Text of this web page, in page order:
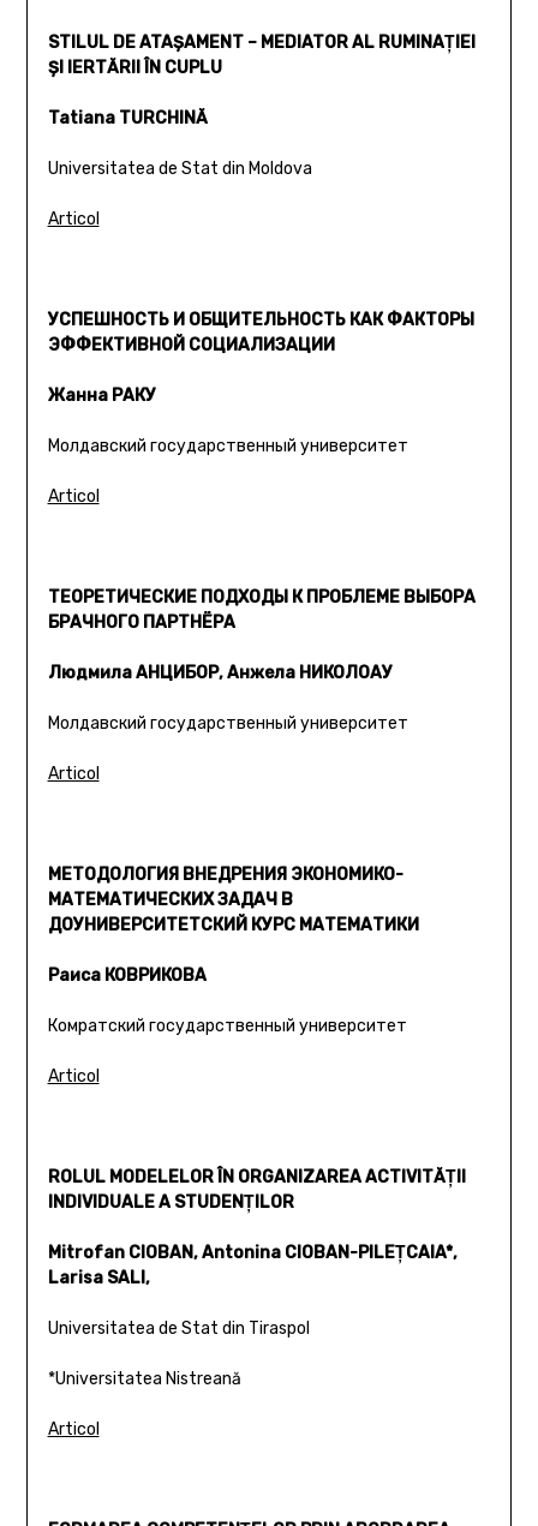
STILUL DE ATAŞAMENT – MEDIATOR AL RUMINAŢIEI
ŞI IERTĂRII ÎN CUPLU
Tatiana TURCHINĂ
Universitatea de Stat din Moldova
Articol
УСПЕШНОСТЬ И ОБЩИТЕЛЬНОСТЬ КАК ФАКТОРЫ
ЭФФЕКТИВНОЙ СОЦИАЛИЗАЦИИ
Жанна РАКУ
Молдавский государственный университет
Articol
ТЕОРЕТИЧЕСКИЕ ПОДХОДЫ К ПРОБЛЕМЕ ВЫБОРА
БРАЧНОГО ПАРТНЁРА
Людмила АНЦИБОР, Анжела НИКОЛОАУ
Молдавский государственный университет
Articol
МЕТОДОЛОГИЯ ВНЕДРЕНИЯ ЭКОНОМИКО-
МАТЕМАТИЧЕСКИХ ЗАДАЧ В
ДОУНИВЕРСИТЕТСКИЙ КУРС МАТЕМАТИКИ
Раиса КОВРИКОВА
Комратский государственный университет
Articol
ROLUL MODELELOR ÎN ORGANIZAREA ACTIVITĂŢII
INDIVIDUALE A STUDENŢILOR
Mitrofan CIOBAN, Antonina CIOBAN-PILEŢCAIA*,
Larisa SALI,
Universitatea de Stat din Tiraspol
*Universitatea Nistreană
Articol